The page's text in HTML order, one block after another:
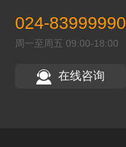
024-83999990
周一至周五 09:00-18:00
在线咨询